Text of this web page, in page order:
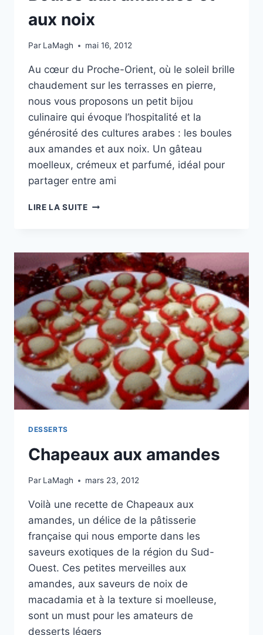
aux noix
Par LaMagh mai 16, 2012
Au cœur du Proche-Orient, où le soleil brille
chaudement sur les terrasses en pierre,
nous vous proposons un petit bijou
culinaire qui évoque l’hospitalité et la
générosité des cultures arabes : les boules
aux amandes et aux noix. Un gâteau
moelleux, crémeux et parfumé, idéal pour
partager entre ami
LIRE LA SUITEBOULES
AUX
NOIX
DESSERTS
Chapeaux aux amandes
Par LaMagh mars 23, 2012
Voilà une recette de Chapeaux aux
amandes, un délice de la pâtisserie
française qui nous emporte dans les
saveurs exotiques de la région du Sud-
Ouest. Ces petites merveilles aux
amandes, aux saveurs de noix de
macadamia et à la texture si moelleuse,
sont un must pour les amateurs de
desserts légers